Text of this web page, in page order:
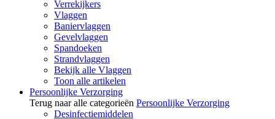
Verrekijkers
Vlaggen
Baniervlaggen
Gevelvlaggen
Spandoeken
Strandvlaggen
Bekijk alle Vlaggen
Toon alle artikelen
Persoonlijke Verzorging
Terug naar alle categorieën Persoonlijke Verzorging
Desinfectiemiddelen